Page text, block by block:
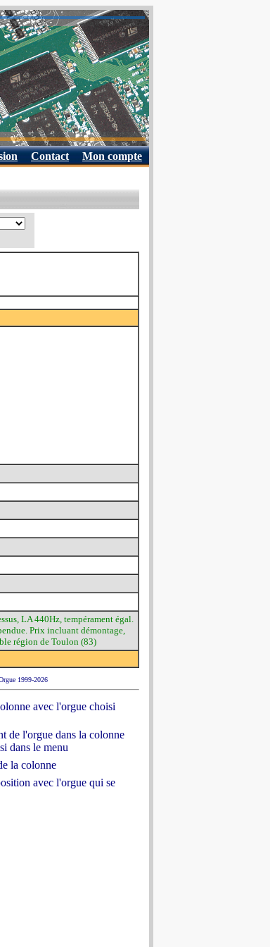
Contact Mon compte
LA 440Hz, tempérament égal.
Prix incluant démontage,
région de Toulon (83)
1999-2026
avec l'orgue choisi
de l'orgue dans la colonne
dans le menu
la colonne
avec l'orgue qui se